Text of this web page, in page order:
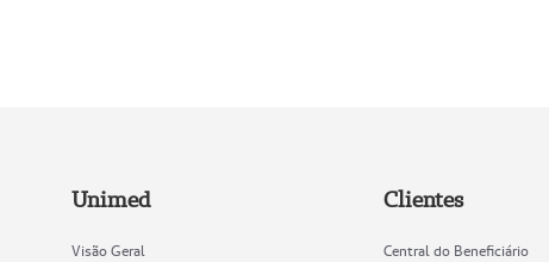
Unimed
Visão Geral
Clientes
Central do Beneficiário